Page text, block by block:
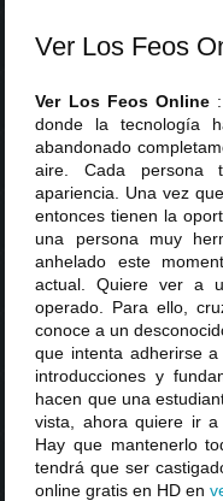
Ver Los Feos
Ver Los Feos Online
donde la tecnología
abandonado
aire. Cada persona
apariencia. Una vez
entonces tienen la
una persona muy
anhelado este
actual. Quiere ver a
operado. Para ello,
conoce a un
que intenta adherirse
introducciones y
hacen que una
vista, ahora quiere ir
Hay que mantenerlo
tendrá que ser
online gratis en HD en